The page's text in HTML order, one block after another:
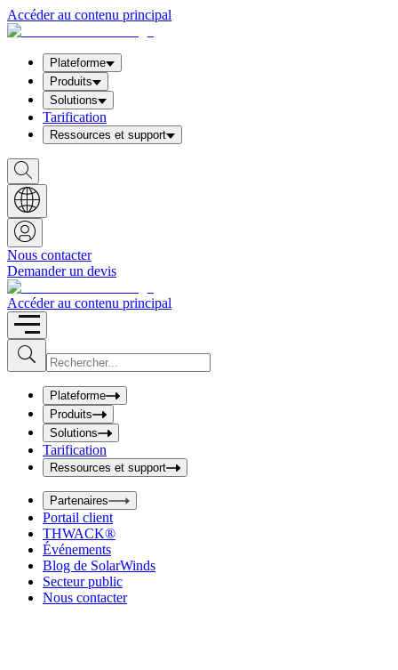
Accéder au contenu principal
Plateforme
Produits
Solutions
Tarification
Ressources et support
S
h
o
w
S
e
a
r
c
h
b
o
x
Nous contacter
Demander un devis
Accéder au contenu principal
S
u
b
I
n
u
t
S
e
a
r
c
h
b
o
x
Plateforme
Produits
Solutions
Tarification
Ressources et support
Partenaires
Portail client
THWACK®
Événements
Blog de SolarWinds
Secteur public
Nous contacter